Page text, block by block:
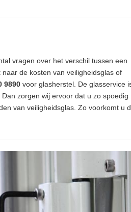
vragen over het verschil tussen een
de kosten van veiligheidsglas of
9890 voor glasherstel. De glasservice
zorgen wij ervoor dat u zo spoedig
van veiligheidsglas. Zo voorkomt u